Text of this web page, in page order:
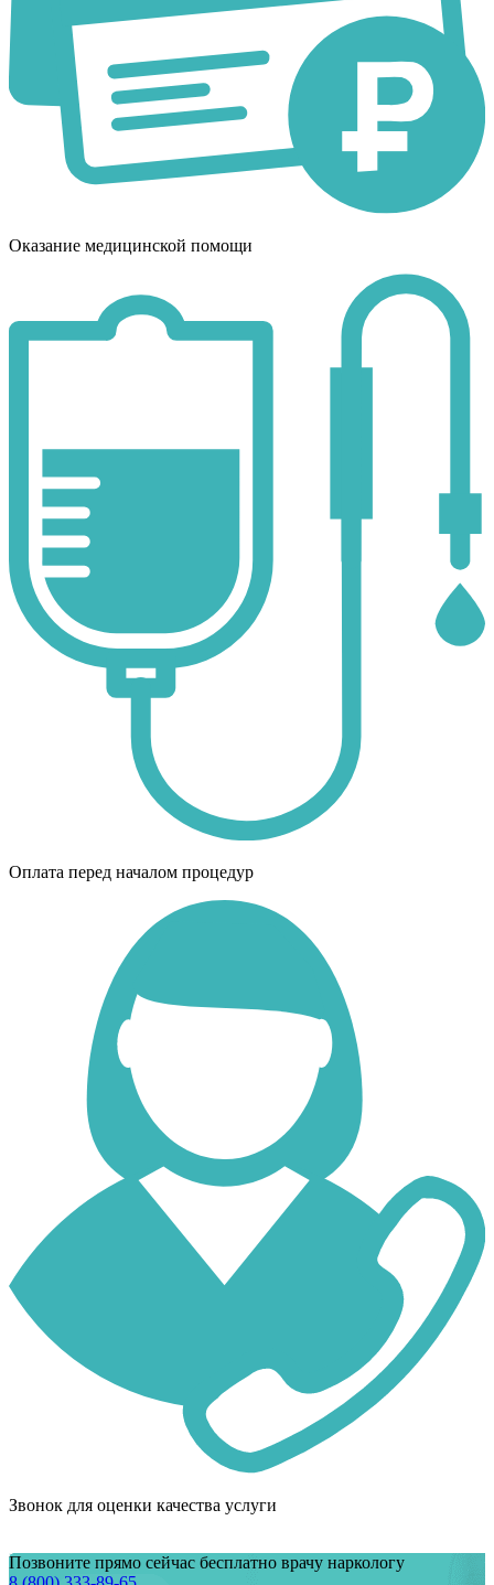
Оказание медицинской помощи
Оплата перед началом процедур
Звонок для оценки качества услуги
Позвоните прямо сейчас бесплатно врачу наркологу